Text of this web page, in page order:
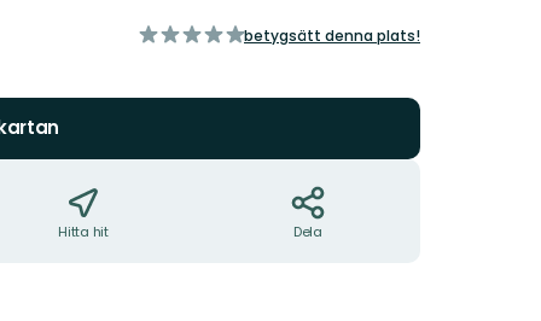
av
betygsätt denna plats!
Hitta hit Dela